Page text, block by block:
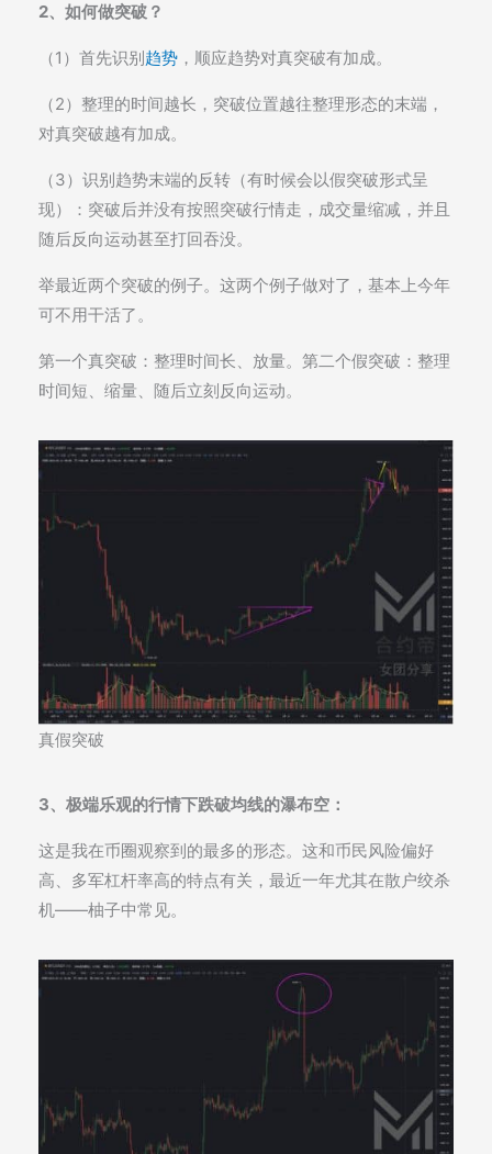
2、如何做突破？
（1）首先识别趋势 ，顺应趋势对真突破有加成。
（2）整理的时间越长，突破位置越往整理形态的末端，
对真突破越有加成。
（3）识别趋势末端的反转（有时候会以假突破形式呈
现）：突破后并没有按照突破行情走，成交量缩减，并且
随后反向运动甚至打回吞没。
举最近两个突破的例子。这两个例子做对了，基本上今年
可不用干活了。
第一个真突破：整理时间长、放量。第二个假突破：整理
时间短、缩量、随后立刻反向运动。
真假突破
3、极端乐观的行情下跌破均线的瀑布空：
这是我在币圈观察到的最多的形态。这和币民风险偏好
高、多军杠杆率高的特点有关，最近一年尤其在散户绞杀
机——柚子中常见。